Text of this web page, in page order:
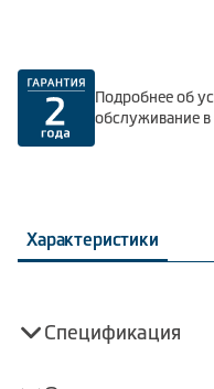
Подробнее об
обслуживание в
Характеристики
Спецификация